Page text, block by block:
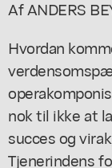
Af ANDERS
Hvordan
nok til ikke at
succes og
Tjenerindens